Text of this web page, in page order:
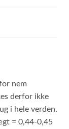
nem
derfor ikke
i hele verden.
= 0,44-0,45